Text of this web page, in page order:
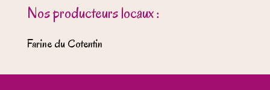
Nos producteurs locaux :
Farine du Cotentin